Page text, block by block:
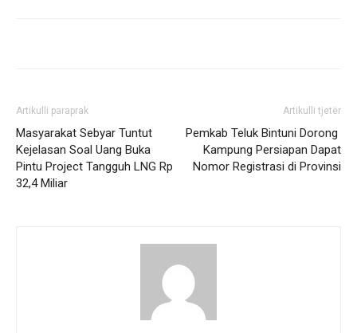
Artikulli paraprak
Masyarakat Sebyar Tuntut
Kejelasan Soal Uang Buka
Pintu Project Tangguh LNG Rp
32,4 Miliar
Artikulli tjetër
Pemkab Teluk Bintuni Dorong
Kampung Persiapan Dapat
Nomor Registrasi di Provinsi